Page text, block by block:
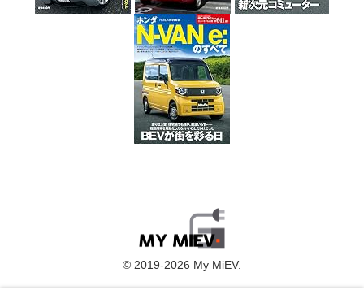
© 2019-2026 My MiEV.